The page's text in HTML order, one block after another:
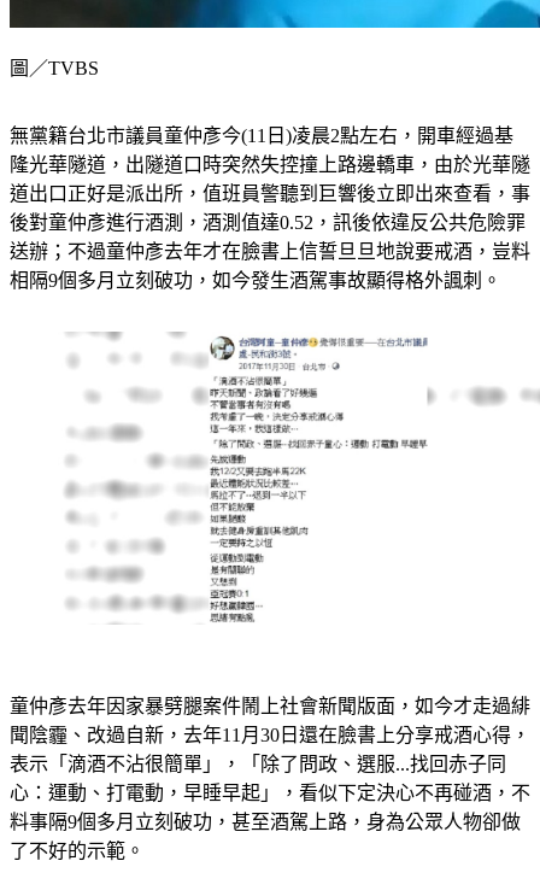
圖／TVBS
無黨籍台北市議員童仲彥今(11日)凌晨2點左右，開車經過基
隆光華隧道，出隧道口時突然失控撞上路邊轎車，由於光華隧
道出口正好是派出所，值班員警聽到巨響後立即出來查看，事
後對童仲彥進行酒測，酒測值達0.52，訊後依違反公共危險罪
送辦；不過童仲彥去年才在臉書上信誓旦旦地說要戒酒，豈料
相隔9個多月立刻破功，如今發生酒駕事故顯得格外諷刺。
童仲彥去年因家暴劈腿案件鬧上社會新聞版面，如今才走過緋
聞陰霾、改過自新，去年11月30日還在臉書上分享戒酒心得，
表示「滴酒不沾很簡單」，「除了問政、選服...找回赤子同
心：運動、打電動，早睡早起」，看似下定決心不再碰酒，不
料事隔9個多月立刻破功，甚至酒駕上路，身為公眾人物卻做
了不好的示範。